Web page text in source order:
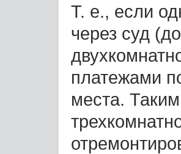
Т. е., если
через суд
платежами
места.